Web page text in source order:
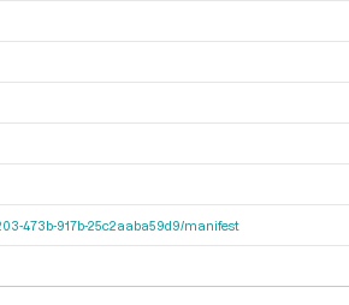
473b-917b-25c2aaba59d9/manifest